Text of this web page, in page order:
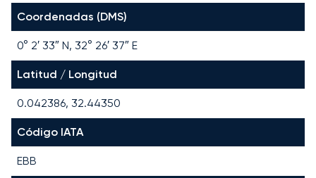
Coordenadas (DMS)
0° 2′ 33″ N, 32° 26′ 37″ E
Latitud / Longitud
0.042386, 32.44350
Código IATA
EBB